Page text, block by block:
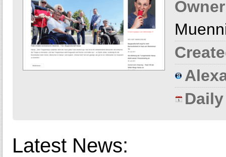
Latest News: